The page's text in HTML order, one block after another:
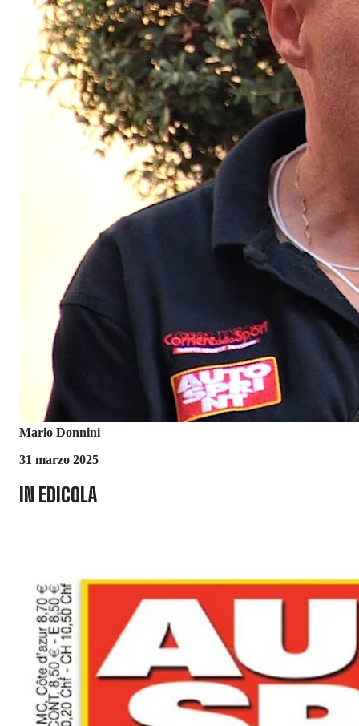
Mario Donnini
31 marzo 2025
IN EDICOLA